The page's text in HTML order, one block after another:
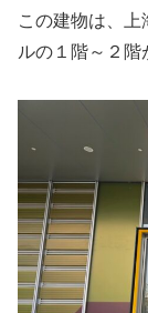
この建物は、
ルの１階～２階